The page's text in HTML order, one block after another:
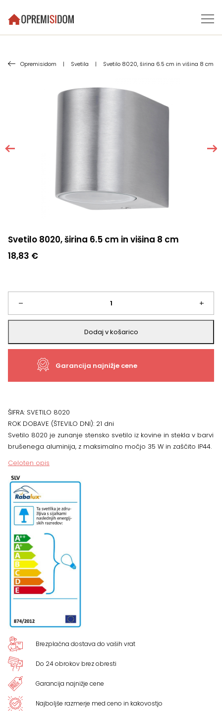
Opremisidom | Svetila | Svetilo 8020, širina 6.5 cm in višina 8 cm
Svetilo 8020, širina 6.5 cm in višina 8 cm
18,83 €
–
Svetilo
8020,
širina
in
8
količina
+
Dodaj v košarico
Garancija najnižje cene
ŠIFRA: SVETILO 8020
ROK DOBAVE (ŠTEVILO DNI): 21 dni
Svetilo 8020 je zunanje stensko svetilo iz kovine in stekla v barvi
brušenega aluminija, z maksimalno močjo 35 W in zaščito IP44.
Celoten opis
Brezplačna dostava do vaših vrat
Do 24 obrokov brez obresti
Garancija najnižje cene
Najboljše razmerje med ceno in kakovostjo